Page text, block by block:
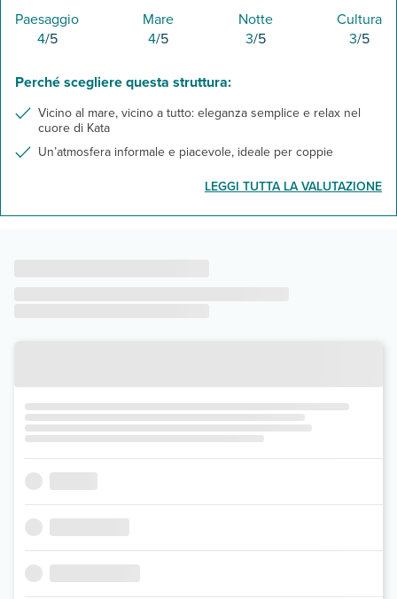
Paesaggio
4/5
Mare
4/5
Notte
3/5
Cultura
3/5
Perché scegliere questa struttura:
Vicino al mare, vicino a tutto: eleganza semplice e relax nel
cuore di Kata
Un’atmosfera informale e piacevole, ideale per coppie
LEGGI TUTTA LA VALUTAZIONE